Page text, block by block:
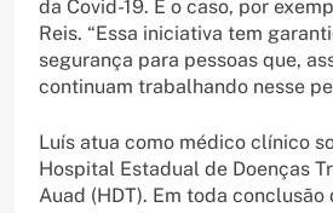
da Covid-19. É o caso, por
Reis. “Essa iniciativa tem
segurança para pessoas que,
continuam trabalhando nesse
Luís atua como médico clínico
Hospital Estadual de Doenças
Auad (HDT). Em toda conclusão